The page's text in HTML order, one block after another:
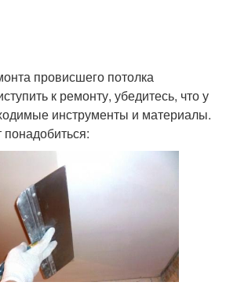
провисшего потолка
к ремонту, убедитесь, что у
инструменты и материалы.